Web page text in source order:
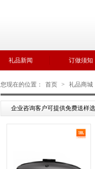
礼品新闻 订做须知
您现在的位置： 首页 > 礼品商城
企业咨询客户可提供免费送样